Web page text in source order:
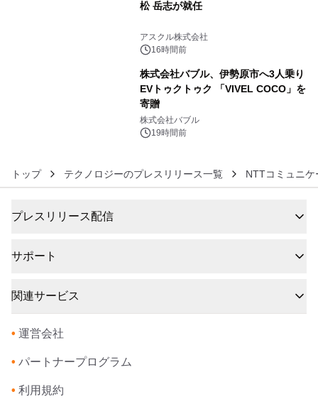
松 岳志が就任
アスクル株式会社
16時間前
株式会社バブル、伊勢原市へ3人乗り
EVトゥクトゥク 「VIVEL COCO」を
寄贈
株式会社バブル
19時間前
トップ テクノロジーのプレスリリース一覧 NTTコミュニ
プレスリリース配信
サポート
関連サービス
• 運営会社
• パートナープログラム
• 利用規約